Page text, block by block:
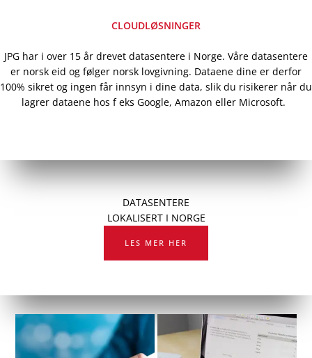
CLOUDLØSNINGER
JPG har i over 15 år drevet datasentere i Norge. Våre datasentere
er norsk eid og følger norsk lovgivning. Dataene dine er derfor
100% sikret og ingen får innsyn i dine data, slik du risikerer når du
lagrer dataene hos f eks Google, Amazon eller Microsoft.
DATASENTERE
LOKALISERT I NORGE
LES MER HER